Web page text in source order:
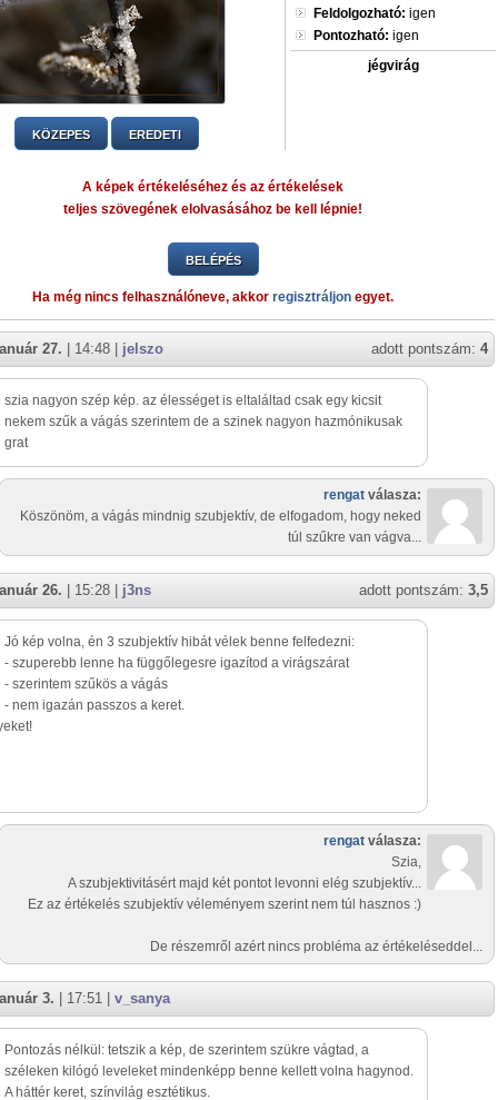
KÖZEPES EREDETI
Feldolgozható: igen
Pontozható: igen
jégvirág
A képek értékeléséhez és az értékelések
teljes szövegének elolvasásához be kell lépnie!
BELÉPÉS
Ha még nincs felhasználóneve, akkor regisztráljon egyet.
adott pontszám: 4
27. | 14:48 | jelszo
szia nagyon szép kép. az élességet is eltaláltad csak egy kicsit
nekem szűk a vágás szerintem de a szinek nagyon hazmónikusak
grat
rengat válasza:
Köszönöm, a vágás mindnig szubjektív, de elfogadom, hogy neked
túl szűkre van vágva...
adott pontszám: 3,5
26. | 15:28 | j3ns
Jó kép volna, én 3 szubjektív hibát vélek benne felfedezni:
- szuperebb lenne ha függőlegesre igazítod a virágszárat
- szerintem szűkös a vágás
- nem igazán passzos a keret.
rengat válasza:
Szia,
A szubjektivitásért majd két pontot levonni elég szubjektív...
Ez az értékelés szubjektív véleményem szerint nem túl hasznos :)
De részemről azért nincs probléma az értékeléseddel...
3. | 17:51 | v_sanya
Pontozás nélkül: tetszik a kép, de szerintem szükre vágtad, a
széleken kilógó leveleket mindenképp benne kellett volna hagynod.
A háttér keret, színvilág esztétikus.